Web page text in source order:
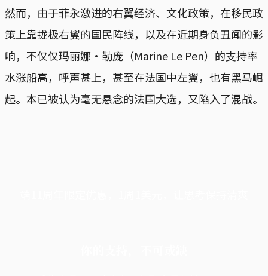
然而，由于菲永激进的右翼经济、文化政策，在移民政
策上靠拢极右翼的国民阵线，以及在近期身负丑闻的影
响，不仅仅玛丽娜·勒庞（Marine Le Pen）的支持率
水涨船高，呼声甚上，甚至在法国中左翼，也有黑马崛
起。本已被认为毫无悬念的法国大选，又陷入了混战。